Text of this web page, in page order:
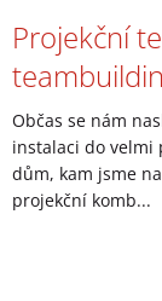
Projekční
Občas se nám
instalaci do velmi
dům, kam jsme
projekční komb...